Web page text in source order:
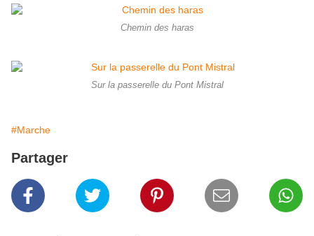
Chemin des haras
Sur la passerelle du Pont Mistral
#Marche
Partager